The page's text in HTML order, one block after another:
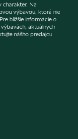
charakter. Na
výbavou, ktorá nie
bližšie informácie o
aktuálnych
nášho predajcu